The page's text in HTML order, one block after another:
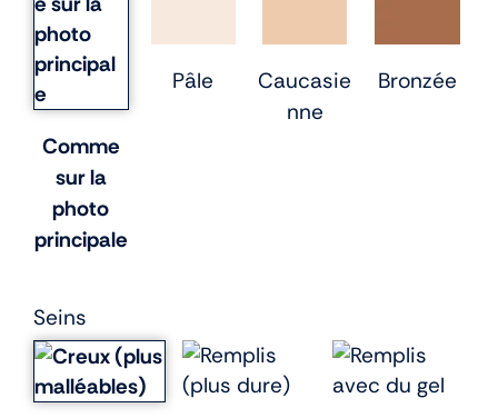
Comme
sur la
photo
principale
Pâle
Caucasie
nne
Bronzée
Seins